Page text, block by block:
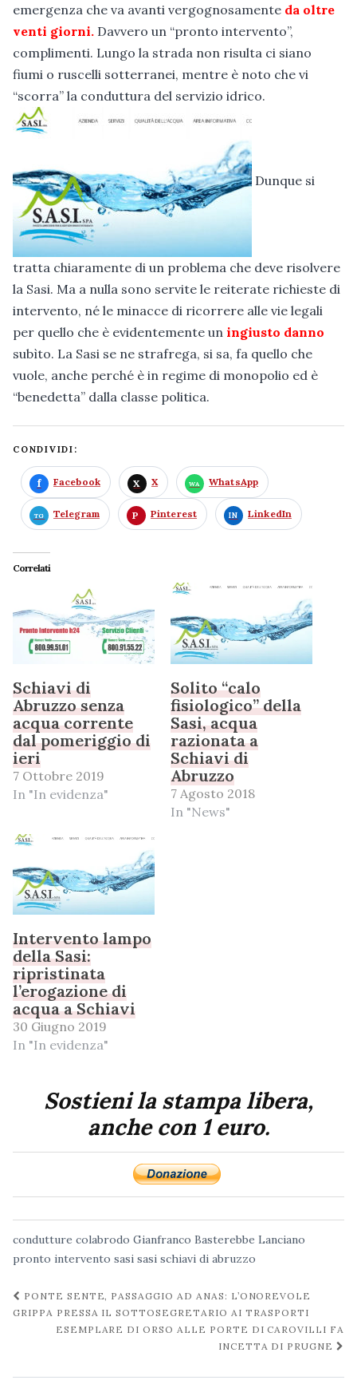
emergenza che va avanti vergognosamente da oltre
venti giorni. Davvero un “pronto intervento”,
complimenti. Lungo la strada non risulta ci siano
fiumi o ruscelli sotterranei, mentre è noto che vi
“scorra” la conduttura del servizio idrico.
Dunque si
tratta chiaramente di un problema che deve risolvere
la Sasi. Ma a nulla sono servite le reiterate richieste di
intervento, né le minacce di ricorrere alle vie legali
per quello che è evidentemente un ingiusto danno
subìto. La Sasi se ne strafrega, si sa, fa quello che
vuole, anche perché è in regime di monopolio ed è
“benedetta” dalla classe politica.
CONDIVIDI:
Facebook X WhatsApp
Telegram Pinterest LinkedIn
Correlati
Schiavi di
Abruzzo senza
acqua corrente
dal pomeriggio di
ieri
7 Ottobre 2019
In "In evidenza"
Solito “calo
fisiologico” della
Sasi, acqua
razionata a
Schiavi di
Abruzzo
7 Agosto 2018
In "News"
Intervento lampo
della Sasi:
ripristinata
l’erogazione di
acqua a Schiavi
30 Giugno 2019
In "In evidenza"
Sostieni la stampa libera,
anche con 1 euro.
condutture colabrodo Gianfranco Basterebbe Lanciano
pronto intervento sasi sasi schiavi di abruzzo
Navigazione
post
PONTE SENTE, PASSAGGIO AD ANAS: L’ONOREVOLE
GRIPPA PRESSA IL SOTTOSEGRETARIO AI TRASPORTI
ESEMPLARE DI ORSO ALLE PORTE DI CAROVILLI FA
INCETTA DI PRUGNE